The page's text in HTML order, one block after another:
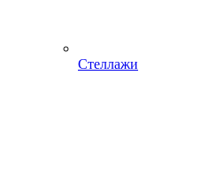
Стеллажи